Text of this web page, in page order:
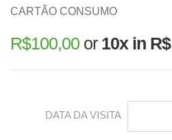
CARTÃO CONSUMO
R$100,00 or 10x in
DATA DA VISITA